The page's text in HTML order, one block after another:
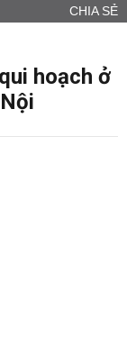
CHIA SẺ
hoạch ở